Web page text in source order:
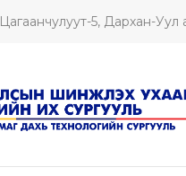
Цагаанчулуут-5, Дархан-